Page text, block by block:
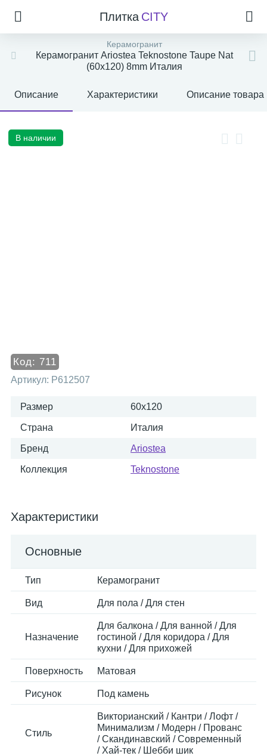
Плитка CITY
Керамогранит
Керамогранит Ariostea Teknostone Taupe Nat
(60x120) 8mm Италия
Описание Характеристики Описание товара
В наличии
Код: 711
Артикул: P612507
Размер 60x120
Страна Италия
Бренд Ariostea
Коллекция Teknostone
Характеристики
Основные
Тип Керамогранит
Вид Для пола / Для стен
Назначение
Для балкона / Для ванной / Для
гостиной / Для коридора / Для
кухни / Для прихожей
Поверхность Матовая
Рисунок Под камень
Стиль
Викторианский / Кантри / Лофт /
Минимализм / Модерн / Прованс
/ Скандинавский / Современный
/ Хай-тек / Шебби шик